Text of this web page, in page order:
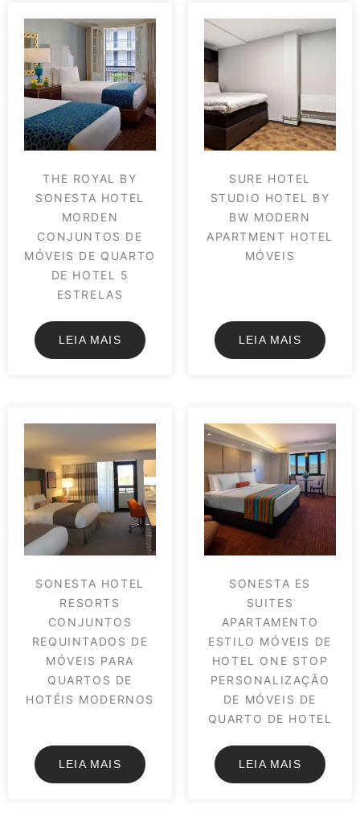
THE ROYAL BY
SONESTA HOTEL
MORDEN
CONJUNTOS DE
MÓVEIS DE QUARTO
DE HOTEL 5
ESTRELAS
LEIA MAIS
SURE HOTEL
STUDIO HOTEL BY
BW MODERN
APARTMENT HOTEL
MÓVEIS
LEIA MAIS
SONESTA HOTEL
RESORTS
CONJUNTOS
REQUINTADOS DE
MÓVEIS PARA
QUARTOS DE
HOTÉIS MODERNOS
LEIA MAIS
SONESTA ES
SUITES
APARTAMENTO
ESTILO MÓVEIS DE
HOTEL ONE STOP
PERSONALIZAÇÃO
DE MÓVEIS DE
QUARTO DE HOTEL
LEIA MAIS